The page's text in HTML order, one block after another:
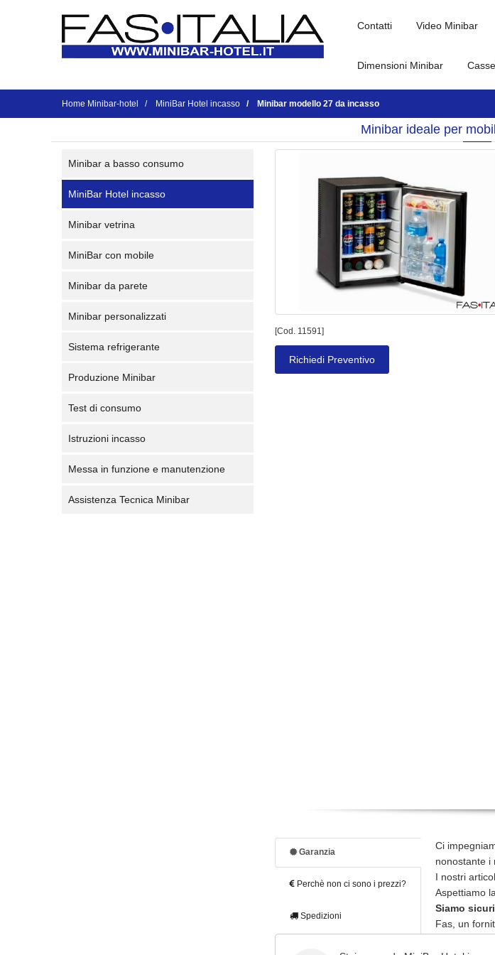
Contatti Video Minibar
Dimensioni Minibar
Home Minibar-hotel MiniBar Hotel incasso Minibar modello 27 da incasso
Minibar ideale per
Minibar a basso consumo
MiniBar Hotel incasso
Minibar vetrina
MiniBar con mobile
Minibar da parete
Minibar personalizzati
Sistema refrigerante
Produzione Minibar
Test di consumo
Istruzioni incasso
Messa in funzione e manutenzione
Assistenza Tecnica Minibar
[Cod. 11591]
Richiedi Preventivo
Garanzia
Perchè non ci sono i prezzi?
Spedizioni
Ci
nonostante i
I nostri
Aspettiamo
Siamo
Fas, un